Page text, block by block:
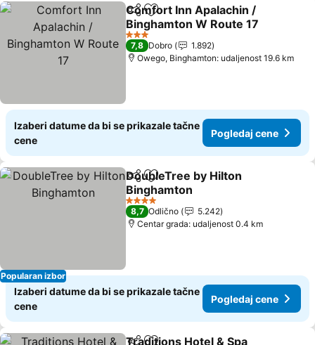
Deli Dodati u favorite
Comfort Inn Apalachin /
Binghamton W Route 17
3 Zvezdice
7,8 Dobro
1.892
Owego, Binghamton: udaljenost 19.6 km
Izaberi datume da bi se prikazale tačne
cene
Pogledaj cene
Popularan izbor
Deli Dodati u favorite
DoubleTree by Hilton
Binghamton
4 Zvezdice
8,7 Odlično
5.242
Centar grada: udaljenost 0.4 km
Izaberi datume da bi se prikazale tačne
cene
Pogledaj cene
Traditions Hotel & Spa